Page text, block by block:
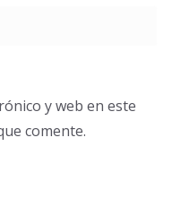
y web en este
comente.